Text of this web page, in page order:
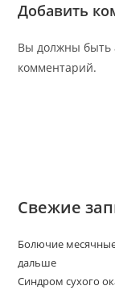
Добавить
Вы должны быть
комментарий.
Свежие
Болючие
дальше
Синдром сухого